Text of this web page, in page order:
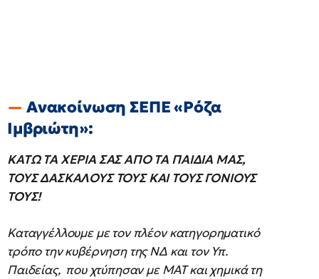
Ανακοίνωση ΣΕΠΕ «Ρόζα
Ιμβριώτη»:
ΚΑΤΩ ΤΑ ΧΕΡΙΑ ΣΑΣ ΑΠΟ ΤΑ ΠΑΙΔΙΑ ΜΑΣ,
ΤΟΥΣ ΔΑΣΚΑΛΟΥΣ ΤΟΥΣ ΚΑΙ ΤΟΥΣ ΓΟΝΙΟΥΣ
ΤΟΥΣ!
Καταγγέλλουμε με τον πλέον κατηγορηματικό
τρόπο την κυβέρνηση της ΝΔ και τον Υπ.
Παιδείας, που χτύπησαν με ΜΑΤ και χημικά τη